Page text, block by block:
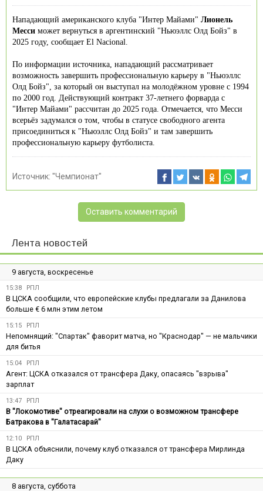
Нападающий американского клуба "Интер Майами" Лионель
Месси может вернуться в аргентинский "Ньюэллс Олд Бойз" в
2025 году, сообщает El Nacional.
По информации источника, нападающий рассматривает
возможность завершить профессиональную карьеру в "Ньюэллс
Олд Бойз", за который он выступал на молодёжном уровне с 1994
по 2000 год. Действующий контракт 37-летнего форварда с
"Интер Майами" рассчитан до 2025 года. Отмечается, что Месси
всерьёз задумался о том, чтобы в статусе свободного агента
присоединиться к "Ньюэллс Олд Бойз" и там завершить
профессиональную карьеру футболиста.
Источник: "Чемпионат"
Оставить комментарий
Лента новостей
9 августа, воскресенье
15:38 РПЛ
В ЦСКА сообщили, что европейские клубы предлагали за Данилова
больше € 6 млн этим летом
15:15 РПЛ
Непомнящий: "Спартак" фаворит матча, но "Краснодар" — не мальчики
для битья
15:04 РПЛ
Агент: ЦСКА отказался от трансфера Даку, опасаясь "взрыва"
зарплат
13:47 РПЛ
В "Локомотиве" отреагировали на слухи о возможном трансфере
Батракова в "Галатасарай"
12:10 РПЛ
В ЦСКА объяснили, почему клуб отказался от трансфера Мирлинда
Даку
8 августа, суббота